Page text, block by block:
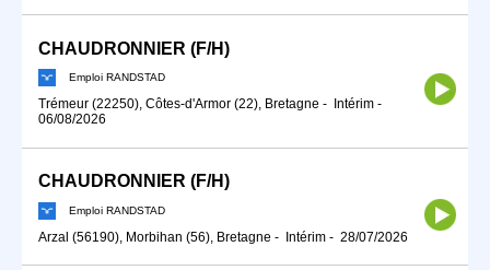
CHAUDRONNIER (F/H)
Emploi RANDSTAD
Trémeur (22250), Côtes-d'Armor (22), Bretagne - Intérim -
06/08/2026
CHAUDRONNIER (F/H)
Emploi RANDSTAD
Arzal (56190), Morbihan (56), Bretagne - Intérim - 28/07/2026